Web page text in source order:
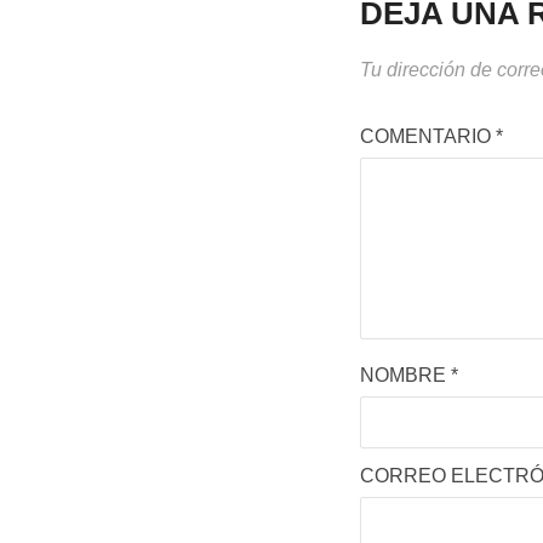
DEJA UNA
Tu dirección de
COMENTARIO *
NOMBRE *
CORREO